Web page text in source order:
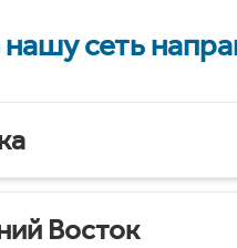
нашу сеть
Восток